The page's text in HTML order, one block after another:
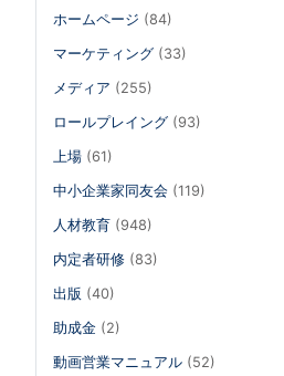
ホームページ (84)
マーケティング (33)
メディア (255)
ロールプレイング (93)
上場 (61)
中小企業家同友会 (119)
人材教育 (948)
内定者研修 (83)
出版 (40)
助成金 (2)
動画営業マニュアル (52)